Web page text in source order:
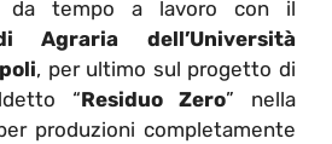
tempo a lavoro con il
Agraria dell’Università
, per ultimo sul progetto di
“Residuo Zero” nella
produzioni completamente